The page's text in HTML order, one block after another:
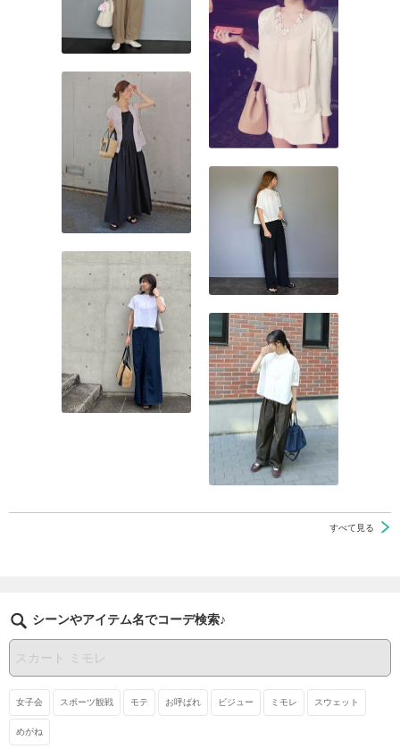
すべて見る
シーンやアイテム名でコーデ検索♪
女子会 スポーツ観戦 モテ お呼ばれ ビジュー ミモレ スウェット
めがね